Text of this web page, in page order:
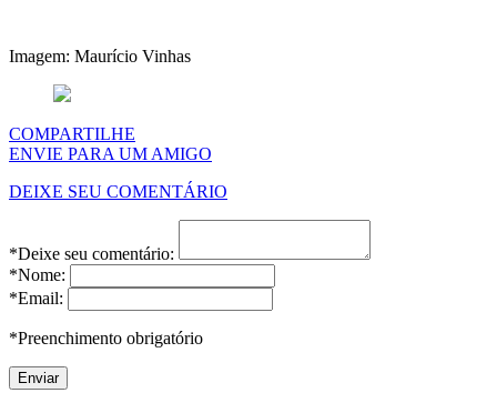
Imagem: Maurício Vinhas
COMPARTILHE
ENVIE PARA UM AMIGO
DEIXE SEU COMENTÁRIO
*Deixe seu comentário:
*Nome:
*Email:
*Preenchimento obrigatório